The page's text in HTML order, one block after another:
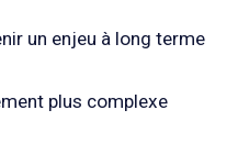
un enjeu à long terme
plus complexe